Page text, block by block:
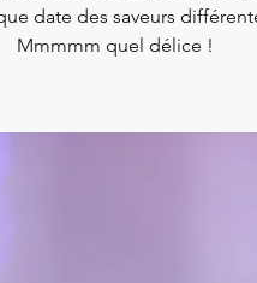
date des saveurs
Mmmmm quel délice !